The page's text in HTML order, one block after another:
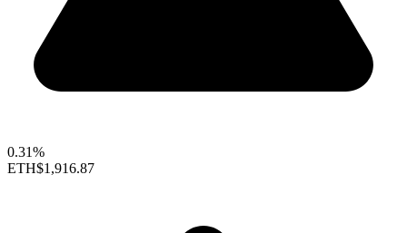
0.31%
ETH$1,916.87